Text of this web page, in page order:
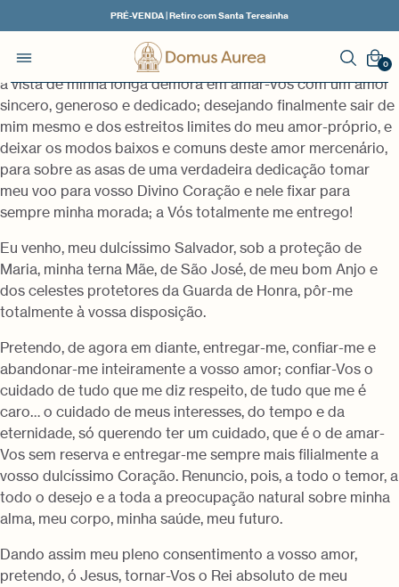
PRÉ-VENDA | Retiro com Santa Teresinha
0
Meu amabilíssimo e dulcíssimo Salvador, penetrado de dor
à vista de minha longa demora em amar-Vos com um amor
sincero, generoso e dedicado; desejando finalmente sair de
mim mesmo e dos estreitos limites do meu amor-próprio, e
deixar os modos baixos e comuns deste amor mercenário,
para sobre as asas de uma verdadeira dedicação tomar
meu voo para vosso Divino Coração e nele fixar para
sempre minha morada; a Vós totalmente me entrego!
Eu venho, meu dulcíssimo Salvador, sob a proteção de
Maria, minha terna Mãe, de São José, de meu bom Anjo e
dos celestes protetores da Guarda de Honra, pôr-me
totalmente à vossa disposição.
Pretendo, de agora em diante, entregar-me, confiar-me e
abandonar-me inteiramente a vosso amor; confiar-Vos o
cuidado de tudo que me diz respeito, de tudo que me é
caro… o cuidado de meus interesses, do tempo e da
eternidade, só querendo ter um cuidado, que é o de amar-
Vos sem reserva e entregar-me sempre mais filialmente a
vosso dulcíssimo Coração. Renuncio, pois, a todo o temor, a
todo o desejo e a toda a preocupação natural sobre minha
alma, meu corpo, minha saúde, meu futuro.
Dando assim meu pleno consentimento a vosso amor,
pretendo, ó Jesus, tornar-Vos o Rei absoluto de meu